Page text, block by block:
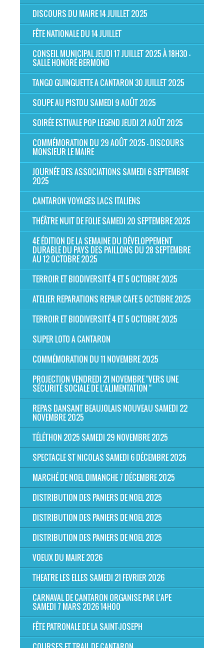
DISCOURS DU MAIRE 14 JUILLET 2025
FÊTE NATIONALE DU 14 JUILLET
CONSEIL MUNICIPAL JEUDI 17 JUILLET 2025 À 18H30 -
SALLE HONORÉ BERMOND
TANGO GUINGUETTE A CANTARON 30 JUILLET 2025
SOUPE AU PISTOU SAMEDI 9 AOÛT 2025
SOIRÉE ESTIVALE POP LEGEND JEUDI 21 AOÛT 2025
COMMÉMORATION DU 29 AOÛT 2025 - DISCOURS
MONSIEUR LE MAIRE
JOURNÉE DES ASSOCIATIONS SAMEDI 6 SEPTEMBRE
2025
CANTARON VOYAGES LACS ITALIENS
THÉÂTRE NUIT DE FOLIE SAMEDI 20 SEPTEMBRE 2025
4E ÉDITION DE LA SEMAINE DU DÉVELOPPEMENT
DURABLE DU PAYS DES PAILLONS DU 28 SEPTEMBRE
AU 12 OCTOBRE 2025
TERROIR ET BIODIVERSITÉ 4 ET 5 OCTOBRE 2025
ATELIER REPARATIONS REPAIR CAFE 5 OCTOBRE 2025
TERROIR ET BIODIVERSITÉ 4 ET 5 OCTOBRE 2025
SUPER LOTO A CANTARON
COMMÉMORATION DU 11 NOVEMBRE 2025
PROJECTION VENDREDI 21 NOVEMBRE "VERS UNE
SÉCURITÉ SOCIALE DE L'ALIMENTATION "
REPAS DANSANT BEAUJOLAIS NOUVEAU SAMEDI 22
NOVEMBRE 2025
TÉLÉTHON 2025 SAMEDI 29 NOVEMBRE 2025
SPECTACLE ST NICOLAS SAMEDI 6 DÉCEMBRE 2025
MARCHÉ DE NOEL DIMANCHE 7 DÉCEMBRE 2025
DISTRIBUTION DES PANIERS DE NOEL 2025
DISTRIBUTION DES PANIERS DE NOEL 2025
DISTRIBUTION DES PANIERS DE NOEL 2025
VOEUX DU MAIRE 2026
THEATRE LES ELLES SAMEDI 21 FEVRIER 2026
CARNAVAL DE CANTARON ORGANISE PAR L'APE
SAMEDI 7 MARS 2026 14H00
FÊTE PATRONALE DE LA SAINT-JOSEPH